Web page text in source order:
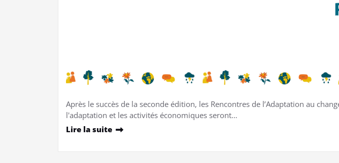
Après le succès de la seconde édition, les Rencontres de l’Adaptation au
l'adaptation et les activités économiques seront…
Lire la suite